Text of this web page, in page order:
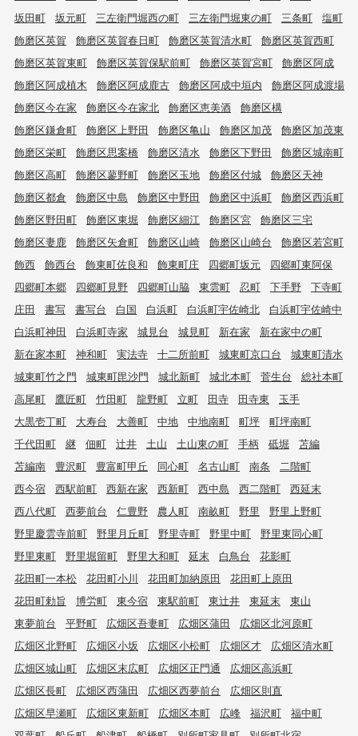
坂田町
坂元町 三左衛門堀西の町 三左衛門堀東の町 三条町
塩町
飾磨区英賀
飾磨区英賀春日町 飾磨区英賀清水町
飾磨区英賀西町
飾磨区英賀東町
飾磨区英賀保駅前町 飾磨区英賀宮町
飾磨区阿成
飾磨区阿成植木
飾磨区阿成鹿古 飾磨区阿成中垣内
飾磨区阿成渡場
飾磨区今在家
飾磨区今在家北 飾磨区恵美酒
飾磨区構
飾磨区鎌倉町
飾磨区上野田 飾磨区亀山 飾磨区加茂
飾磨区加茂東
飾磨区栄町
飾磨区思案橋 飾磨区清水 飾磨区下野田
飾磨区城南町
飾磨区高町
飾磨区蓼野町 飾磨区玉地 飾磨区付城
飾磨区天神
飾磨区都倉
飾磨区中島 飾磨区中野田 飾磨区中浜町
飾磨区西浜町
飾磨区野田町
飾磨区東堀 飾磨区細江 飾磨区宮
飾磨区三宅
飾磨区妻鹿
飾磨区矢倉町 飾磨区山崎 飾磨区山崎台
飾磨区若宮町
飾西
飾西台 飾東町佐良和 飾東町庄 四郷町坂元
四郷町東阿保
四郷町本郷
四郷町見野 四郷町山脇 東雲町 忍町 下手野
下寺町
庄田
書写 書写台 白国 白浜町 白浜町宇佐崎北
白浜町宇佐崎中
白浜町神田
白浜町寺家 城見台 城見町 新在家
新在家中の町
新在家本町
神和町 実法寺 十二所前町 城東町京口台
城東町清水
城東町竹之門
城東町毘沙門 城北新町 城北本町 菅生台
総社本町
高尾町
鷹匠町 竹田町 龍野町 立町 田寺 田寺東
玉手
大黒壱丁町
大寿台 大善町 中地 中地南町 町坪
町坪南町
千代田町
継 佃町 辻井 土山 土山東の町 手柄 砥堀
苫編
苫編南
豊沢町 豊富町甲丘 同心町 名古山町 南条
二階町
西今宿
西駅前町 西新在家 西新町 西中島 西二階町
西延末
西八代町
西夢前台 仁豊野 農人町 南畝町 野里
野里上野町
野里慶雲寺前町
野里月丘町 野里寺町 野里中町
野里東同心町
野里東町
野里堀留町 野里大和町 延末 白鳥台
花影町
花田町一本松
花田町小川 花田町加納原田
花田町上原田
花田町勅旨
博労町 東今宿 東駅前町 東辻井 東延末
東山
東夢前台
平野町 広畑区吾妻町 広畑区蒲田
広畑区北河原町
広畑区北野町
広畑区小坂 広畑区小松町 広畑区才
広畑区清水町
広畑区城山町
広畑区末広町 広畑区正門通
広畑区高浜町
広畑区長町
広畑区西蒲田 広畑区西夢前台
広畑区則直
広畑区早瀬町
広畑区東新町 広畑区本町 広峰 福沢町
福中町